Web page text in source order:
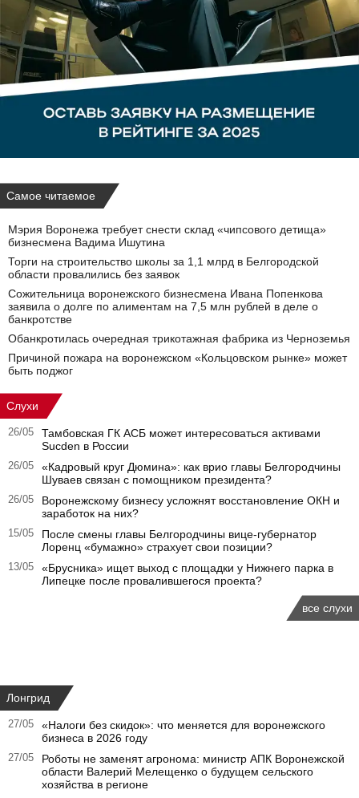
Самое читаемое
Мэрия Воронежа требует снести склад «чипсового детища»
бизнесмена Вадима Ишутина
Торги на строительство школы за 1,1 млрд в Белгородской
области провалились без заявок
Сожительница воронежского бизнесмена Ивана Попенкова
заявила о долге по алиментам на 7,5 млн рублей в деле о
банкротстве
Обанкротилась очередная трикотажная фабрика из Черноземья
Причиной пожара на воронежском «Кольцовском рынке» может
быть поджог
Слухи
26/05
Тамбовская ГК АСБ может интересоваться активами
Sucden в России
26/05
«Кадровый круг Дюмина»: как врио главы Белгородчины
Шуваев связан с помощником президента?
26/05
Воронежскому бизнесу усложнят восстановление ОКН и
заработок на них?
15/05
После смены главы Белгородчины вице-губернатор
Лоренц «бумажно» страхует свои позиции?
13/05
«Брусника» ищет выход с площадки у Нижнего парка в
Липецке после провалившегося проекта?
все слухи
Лонгрид
27/05
«Налоги без скидок»: что меняется для воронежского
бизнеса в 2026 году
27/05
Роботы не заменят агронома: министр АПК Воронежской
области Валерий Мелещенко о будущем сельского
хозяйства в регионе